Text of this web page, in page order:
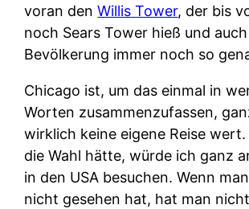
voran denWillis Tower, der bis
noch Sears Tower hieß und
Bevölkerung immer noch so
Chicago ist, um das einmal in
Worten zusammenzufassen,
wirklich keine eigene Reise wert.
die Wahl hätte, würde ich ganz
in den USA besuchen. Wenn
nicht gesehen hat, hat man